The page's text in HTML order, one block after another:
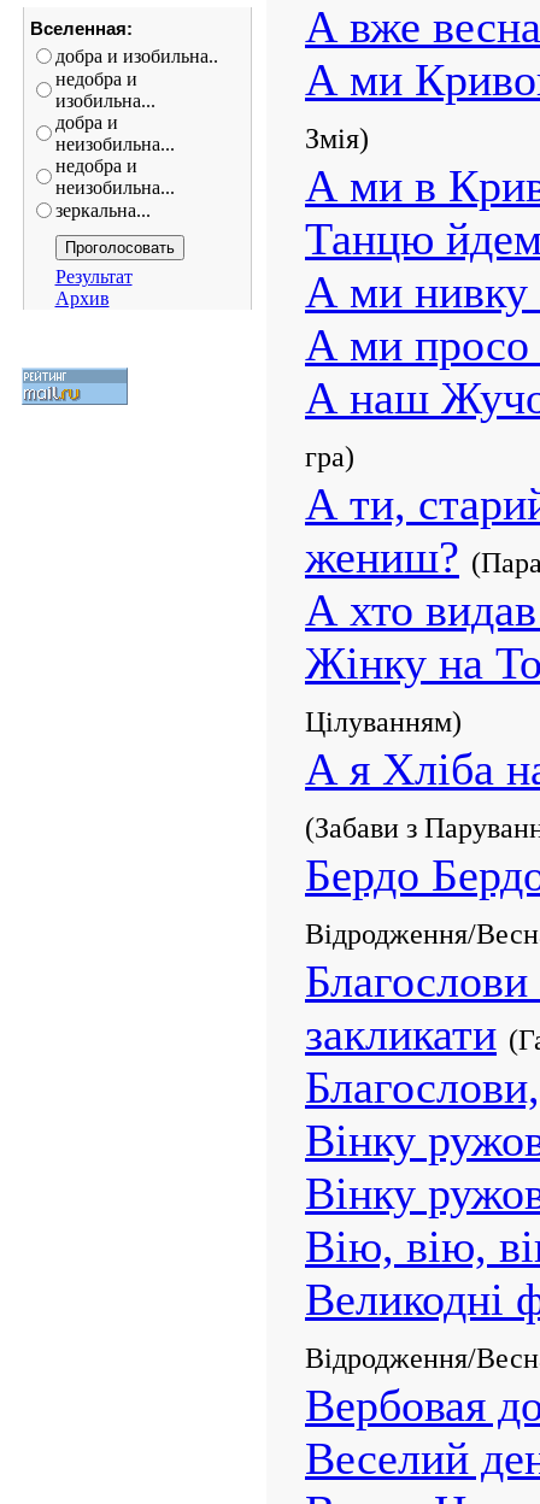
Вселенная:
добра и изобильна..
недобра и
изобильна...
добра и
неизобильна...
недобра и
неизобильна...
зеркальна...
Результат
Архив
А вже
А ми
Змія)
А ми в
Танцю
А ми нивку
А ми просо
А наш
гра)
А ти,
жениш?
А хто
Жінку на
Цілуванням)
А я Хліба
(Забави з
Бердо
Відродження/
закликати
Вінку
Вінку
Вію, вію,
Великодні
Відродження/
Вербовая
Веселий